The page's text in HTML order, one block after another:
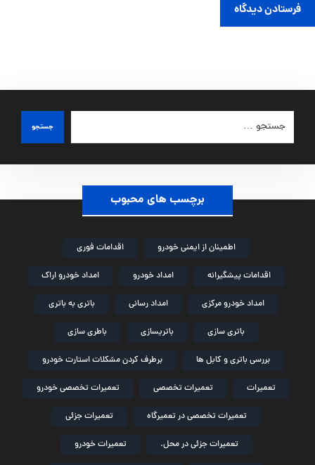
فرستادن دیدگاه
جستجو
برچسب های محبوب
اطمینان از ایمنی خودرو اقدامات فوری
اقدامات پیشگیرانه امداد خودرو امداد خودرو اراک
امداد خودرو مرکزی امداد رسانی باتری به باتری
باتری سازی باتریسازی باطری سازی
بررسی باتری و کابل ها برطرف کردن مشکلات استارت خودرو
تعمیرات تعمیرات تخصصی تعمیرات تخصصی خودرو
تعمیرات تخصصی در تعمیرگاه تعمیرات جزئی
تعمیرات جزئی در محل. تعمیرات خودرو